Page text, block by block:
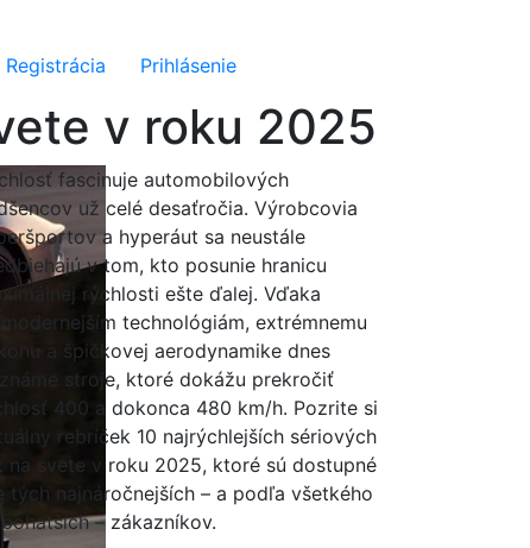
Registrácia Prihlásenie
v roku 2025
fascinuje automobilových
už celé desaťročia. Výrobcovia
a hyperáut sa neustále
v tom, kto posunie hranicu
rýchlosti ešte ďalej. Vďaka
technológiám, extrémnemu
a špičkovej aerodynamike dnes
stroje, ktoré dokážu prekročiť
400 a dokonca 480 km/h. Pozrite si
rebríček 10 najrýchlejších sériových
na svete v roku 2025, ktoré sú dostupné
tých najnáročnejších – a podľa všetkého
– zákazníkov.